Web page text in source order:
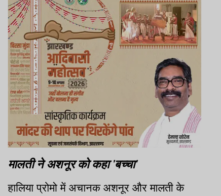
मालती ने अशनूर को कहा 'बच्चा'
हालिया प्रोमो में अचानक अशनूर और मालती के